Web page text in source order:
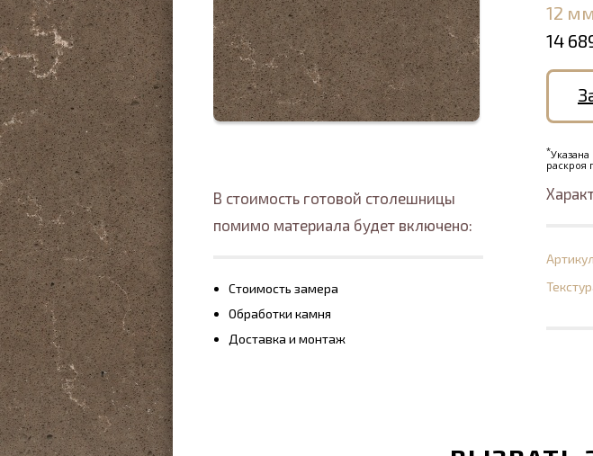
В стоимость готовой столешницы
помимо материала будет включено:
Стоимость замера
Обработки камня
Доставка и монтаж
12 мм
14
*
раскроя
Артикул